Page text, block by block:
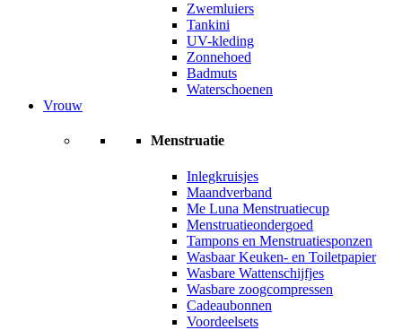
Zwemluiers
Tankini
UV-kleding
Zonnehoed
Badmuts
Waterschoenen
Vrouw
Menstruatie
Inlegkruisjes
Maandverband
Me Luna Menstruatiecup
Menstruatieondergoed
Tampons en Menstruatiesponzen
Wasbaar Keuken- en Toiletpapier
Wasbare Wattenschijfjes
Wasbare zoogcompressen
Cadeaubonnen
Voordeelsets